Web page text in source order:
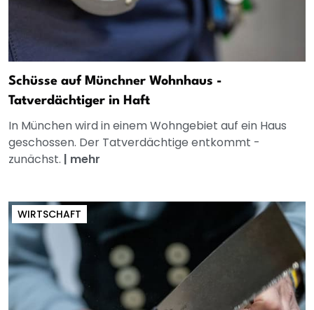
Schüsse auf Münchner Wohnhaus -
Tatverdächtiger in Haft
In München wird in einem Wohngebiet auf ein Haus
geschossen. Der Tatverdächtige entkommt -
zunächst. | mehr
WIRTSCHAFT